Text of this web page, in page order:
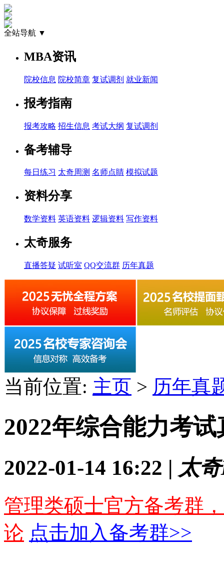
全站导航 ▼
MBA资讯
院校信息 院校简章 复试调剂 就业新闻
报考指南
报考攻略 招生信息 考试大纲 复试调剂
备考辅导
每日练习 太奇周测 名师点睛 模拟试题
资料分享
数学资料 英语资料 逻辑资料 写作资料
太奇服务
直播答疑 试听室 QQ交流群 历年真题
当前位置: 主页 > 历年真
2022年综合能力考
2022-01-14 16:22 | 太
管理类硕士官方备考群
论 点击加入备考群>>